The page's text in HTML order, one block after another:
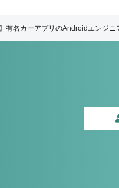
有名カーアプリのAndroidエンジニ